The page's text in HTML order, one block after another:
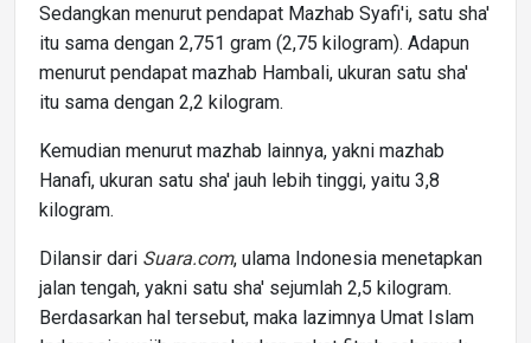
Sedangkan menurut pendapat Mazhab Syafi'i, satu sha'
itu sama dengan 2,751 gram (2,75 kilogram). Adapun
menurut pendapat mazhab Hambali, ukuran satu sha'
itu sama dengan 2,2 kilogram.
Kemudian menurut mazhab lainnya, yakni mazhab
Hanafi, ukuran satu sha' jauh lebih tinggi, yaitu 3,8
kilogram.
Dilansir dari Suara.com, ulama Indonesia menetapkan
jalan tengah, yakni satu sha' sejumlah 2,5 kilogram.
Berdasarkan hal tersebut, maka lazimnya Umat Islam